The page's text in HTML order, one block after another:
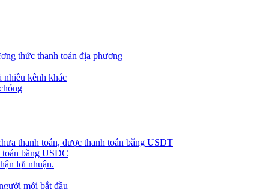
thức thanh toán địa phương
nhiều kênh khác
thanh toán, được thanh toán bằng USDT
bằng USDC
lợi nhuận.
mới bắt đầu